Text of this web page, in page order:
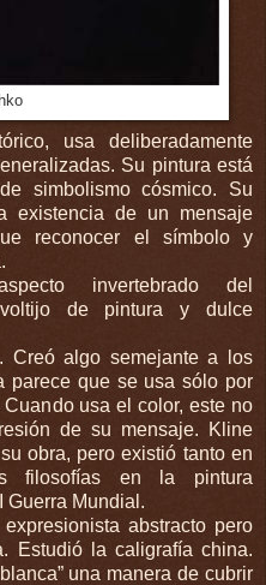
usa deliberadamente
Su pintura está
simbolismo cósmico. Su
existencia de un mensaje
reconocer el símbolo y
invertebrado del
de pintura y dulce
Creó algo semejante a los
parece que se usa sólo por
usa el color, este no
de su mensaje. Kline
obra, pero existió tanto en
filosofías en la pintura
Guerra Mundial.
abstracto pero
Estudió la caligrafía china.
una manera de cubrir